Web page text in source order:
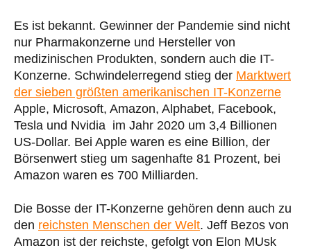
Es ist bekannt. Gewinner der Pandemie sind nicht
nur Pharmakonzerne und Hersteller von
medizinischen Produkten, sondern auch die IT-
Konzerne. Schwindelerregend stieg der Marktwert
der sieben größten amerikanischen IT-Konzerne
Apple, Microsoft, Amazon, Alphabet, Facebook,
Tesla und Nvidia im Jahr 2020 um 3,4 Billionen
US-Dollar. Bei Apple waren es eine Billion, der
Börsenwert stieg um sagenhafte 81 Prozent, bei
Amazon waren es 700 Milliarden.
Die Bosse der IT-Konzerne gehören denn auch zu
den reichsten Menschen der Welt. Jeff Bezos von
Amazon ist der reichste, gefolgt von Elon MUsk